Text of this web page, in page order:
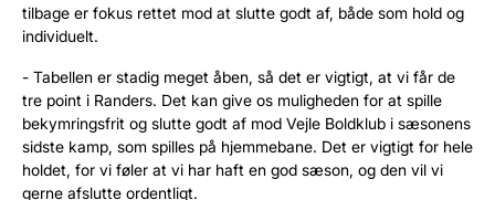
tilbage er fokus rettet mod at slutte godt af, både som hold og
individuelt.
- Tabellen er stadig meget åben, så det er vigtigt, at vi får de
tre point i Randers. Det kan give os muligheden for at spille
bekymringsfrit og slutte godt af mod Vejle Boldklub i sæsonens
sidste kamp, som spilles på hjemmebane. Det er vigtigt for hele
holdet, for vi føler at vi har haft en god sæson, og den vil vi
gerne afslutte ordentligt.